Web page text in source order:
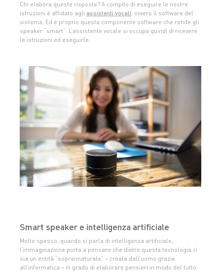
Chi elabora queste risposte? Il compito di eseguire le nostre
istruzioni è affidato agli assistenti vocali, ovvero il software del
sistema. Ed è proprio questa componente software che rende gli
speaker “smart”. L’assistente vocale si occupa quindi di ricevere
le istruzioni ed eseguirle.
Smart speaker e intelligenza artificiale
Molto spesso, quando si parla di intelligenza artificiale,
l’immaginazione porta a pensare che dietro questa tecnologia ci
sia un’entità “soprannaturale” – creata dall’uomo grazie
all’informatica – in grado di elaborare pensieri in modo del tutto